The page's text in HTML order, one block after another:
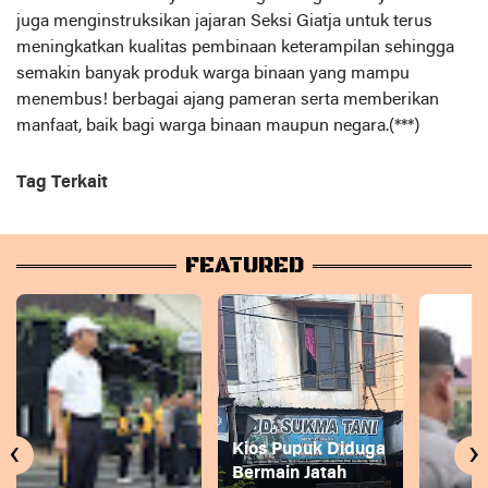
juga menginstruksikan jajaran Seksi Giatja untuk terus
meningkatkan kualitas pembinaan keterampilan sehingga
semakin banyak produk warga binaan yang mampu
menembus! berbagai ajang pameran serta memberikan
manfaat, baik bagi warga binaan maupun negara.(***)
Tag Terkait
FEATURED
Kios Pupuk Diduga
Bermain Jatah
‹ ›